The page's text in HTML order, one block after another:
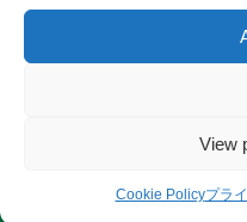
View
Cookie Policyプラ
©